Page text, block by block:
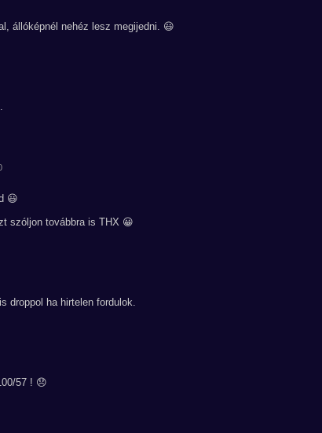
állóképnél nehéz lesz megijedni. 😃
😃
szóljon továbbra is THX 😀
droppol ha hirtelen fordulok.
57 ! 😞